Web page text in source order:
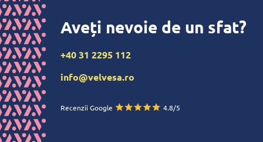
Aveți nevoie de un sfat?
+40 31 2295 112
info@velvesa.ro
Recenzii Google 4.8/5